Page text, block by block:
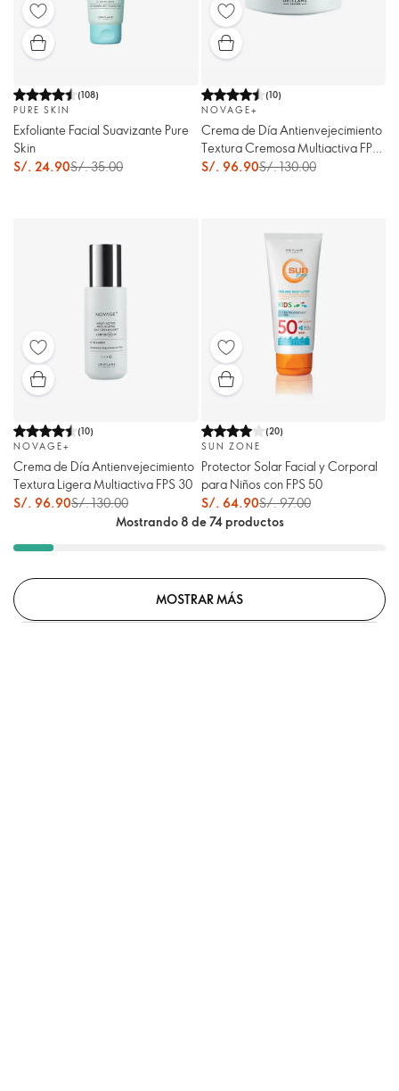
(108)
PURE SKIN
Exfoliante Facial Suavizante Pure
Skin
S/. 24.90S/. 35.00
(10)
NOVAGE+
Crema de Día Antienvejecimiento
Textura Cremosa Multiactiva FPS
30
S/. 96.90S/. 130.00
(10)
NOVAGE+
Crema de Día Antienvejecimiento
Textura Ligera Multiactiva FPS 30
S/. 96.90S/. 130.00
(20)
SUN ZONE
Protector Solar Facial y Corporal
para Niños con FPS 50
S/. 64.90S/. 97.00
Mostrando 8 de 74 productos
MOSTRAR MÁS